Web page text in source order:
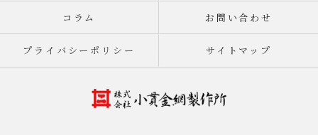
コラム お問い合わせ
プライバシーポリシー サイトマップ